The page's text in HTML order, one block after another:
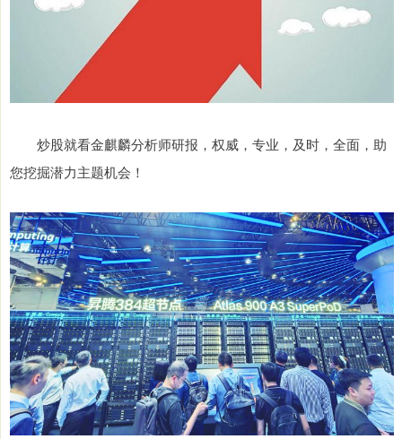
炒股就看金麒麟分析师研报，权威，专业，及时，全面，助
您挖掘潜力主题机会！